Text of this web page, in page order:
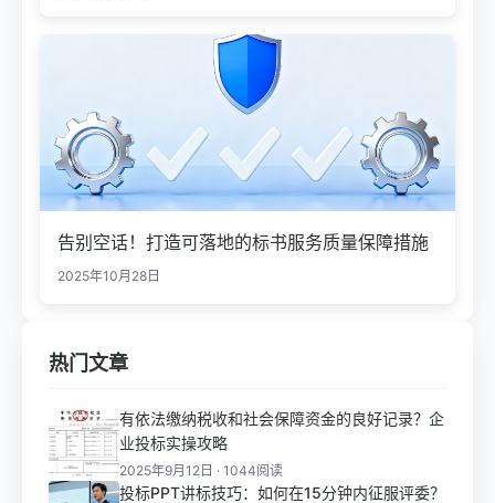
告别空话！打造可落地的标书服务质量保障措施
2025年10月28日
热门文章
有依法缴纳税收和社会保障资金的良好记录？企
业投标实操攻略
2025年9月12日 · 1044阅读
投标PPT讲标技巧：如何在15分钟内征服评委？